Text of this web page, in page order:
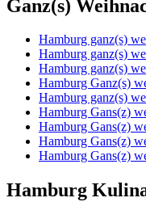
Ganz(s)
Hamburg ganz(s)
Hamburg ganz(s)
Hamburg ganz(s)
Hamburg Ganz(s)
Hamburg ganz(s)
Hamburg Gans(z)
Hamburg Gans(z)
Hamburg Gans(z)
Hamburg Gans(z)
Hamburg